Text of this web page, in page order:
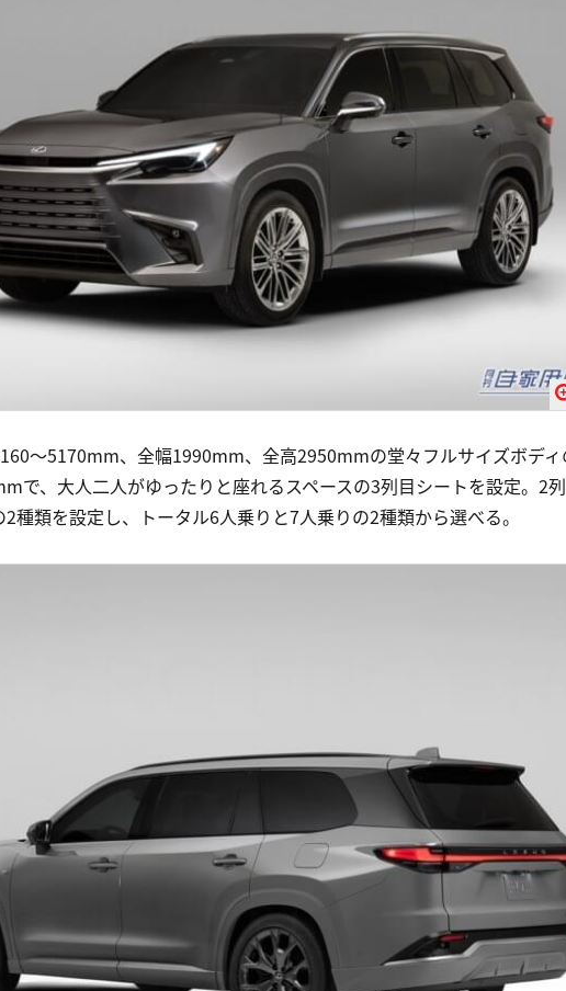
〜5170mm、全幅1990mm、全高2950mmの堂々フルサイズボディ
で、大人二人がゆったりと座れるスペースの3列目シートを設定。2
種類を設定し、トータル6人乗りと7人乗りの2種類から選べる。